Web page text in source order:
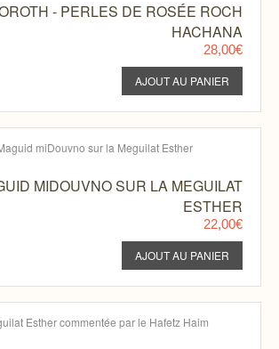
- PERLES DE ROSÉE ROCH
HACHANA
28,00€
MIDOUVNO SUR LA MEGUILAT
ESTHER
22,00€